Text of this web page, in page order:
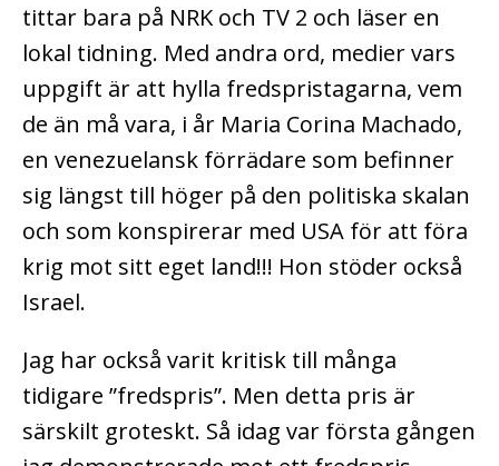
tittar bara på NRK och TV 2 och läser en
lokal tidning. Med andra ord, medier vars
uppgift är att hylla fredspristagarna, vem
de än må vara, i år Maria Corina Machado,
en venezuelansk förrädare som befinner
sig längst till höger på den politiska skalan
och som konspirerar med USA för att föra
krig mot sitt eget land!!! Hon stöder också
Israel.
Jag har också varit kritisk till många
tidigare ”fredspris”. Men detta pris är
särskilt groteskt. Så idag var första gången